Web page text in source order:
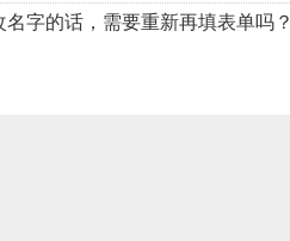
字的话，需要重新再填表单吗？